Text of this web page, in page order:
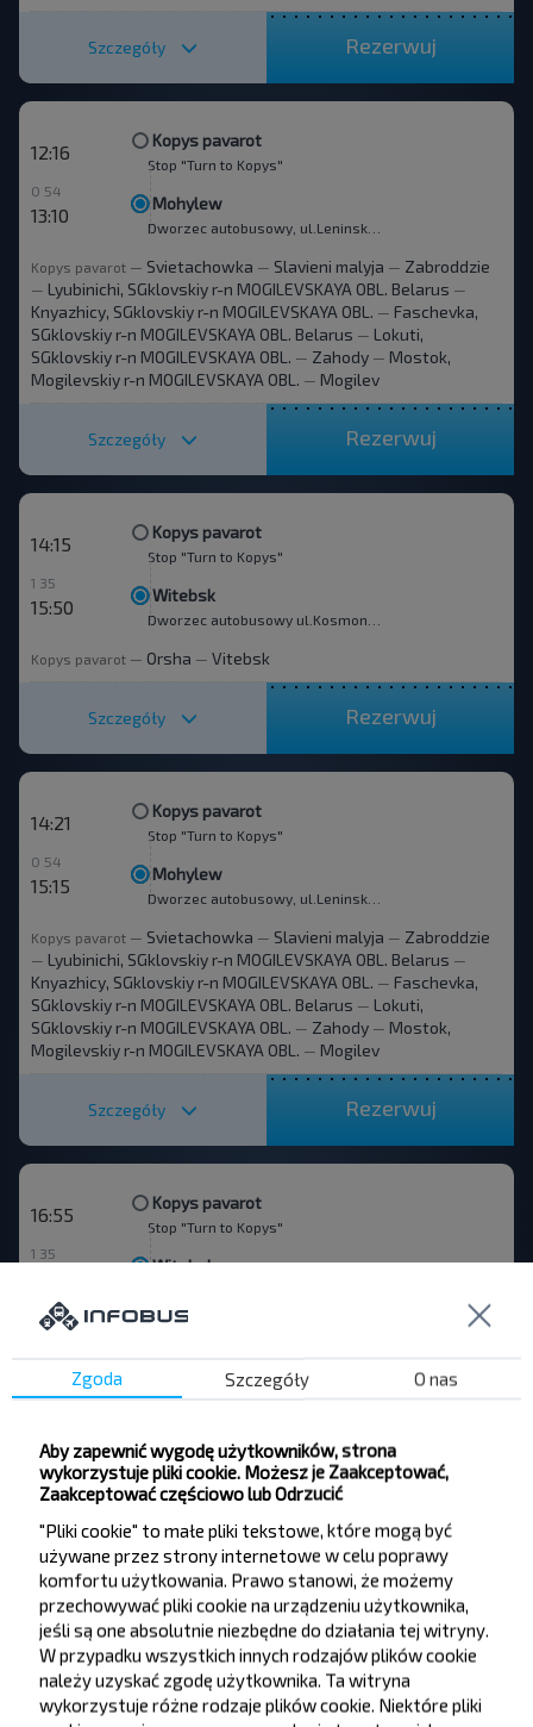
Szczegóły Rezerwuj
12:16
Kopys pavarot
Stop "Turn to Kopys"
0 54
13:10
Mohylew
Kopys pavarot — Svietachowka — Slavieni malyja — Zabroddzie
— Lyubinichi, SGklovskiy r-n MOGILEVSKAYA OBL. Belarus —
Knyazhicy, SGklovskiy r-n MOGILEVSKAYA OBL. — Faschevka,
SGklovskiy r-n MOGILEVSKAYA OBL. Belarus — Lokuti,
SGklovskiy r-n MOGILEVSKAYA OBL. — Zahody — Mostok,
Mogilevskiy r-n MOGILEVSKAYA OBL. — Mogilev
Szczegóły Rezerwuj
14:15
Kopys pavarot
Stop "Turn to Kopys"
1 35
15:50
Witebsk
Kopys pavarot — Orsha — Vitebsk
Szczegóły Rezerwuj
14:21
Kopys pavarot
Stop "Turn to Kopys"
0 54
15:15
Mohylew
Kopys pavarot — Svietachowka — Slavieni malyja — Zabroddzie
— Lyubinichi, SGklovskiy r-n MOGILEVSKAYA OBL. Belarus —
Knyazhicy, SGklovskiy r-n MOGILEVSKAYA OBL. — Faschevka,
SGklovskiy r-n MOGILEVSKAYA OBL. Belarus — Lokuti,
SGklovskiy r-n MOGILEVSKAYA OBL. — Zahody — Mostok,
Mogilevskiy r-n MOGILEVSKAYA OBL. — Mogilev
Szczegóły Rezerwuj
16:55
Kopys pavarot
Stop "Turn to Kopys"
1 35
Witebsk
Kopys pavarot Orsha
Szczegóły Rezerwuj
17:46
Kopys pavarot
Stop "Turn to Kopys"
0 54
18:40
Mohylew
Dworzec autobusowy, ul.Leninskaha 93
Kopys pavarot—Svietachowka— Slavieni malyja—Zabroddzie
—Lyubinichi, SGklovskiy r-n MOGILEVSKAYA OBL. Belarus—
Knyazhicy, SGklovskiy r-n MOGILEVSKAYA OBL.—Faschevka,
SGklovskiy r-n MOGILEVSKAYA OBL. Belarus—Lokuti,
SGklovskiy r-n MOGILEVSKAYA OBL.—Zahody—Mostok,
Mogilevskiy r-n MOGILEVSKAYA OBL.
— Mogilev
Zgoda Szczegóły O nas
Aby zapewnić wygodę użytkowników, strona
wykorzystuje pliki cookie. Możesz je Zaakceptować,
Zaakceptować częściowo lub Odrzucić
"Pliki cookie" to małe pliki tekstowe, które mogą być
używane przez strony internetowe w celu poprawy
komfortu użytkowania. Prawo stanowi, że możemy
przechowywać pliki cookie na urządzeniu użytkownika,
jeśli są one absolutnie niezbędne do działania tej witryny.
W przypadku wszystkich innych rodzajów plików cookie
należy uzyskać zgodę użytkownika. Ta witryna
wykorzystuje różne rodzaje plików cookie. Niektóre pliki